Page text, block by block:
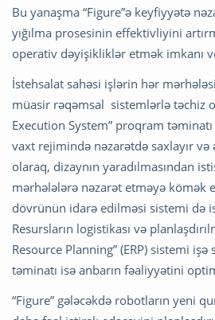
Bu yanaşma “Figure”ə keyfiyyətə
yığılma prosesinin effektivliyini
operativ dəyişikliklər etmək imkanı
İstehsalat sahəsi işlərin hər
müasir rəqəmsal sistemlərlə təchiz
Execution System” proqram
vaxt rejimində nəzarətdə saxlayır
olaraq, dizaynın yaradılmasından
mərhələlərə nəzarət etməyə kömək
dövrünün idarə edilməsi sistemi də
Resursların logistikası və
Resource Planning” (ERP) sistemi
təminatı isə anbarın fəaliyyətini
“Figure” gələcəkdə robotların yeni